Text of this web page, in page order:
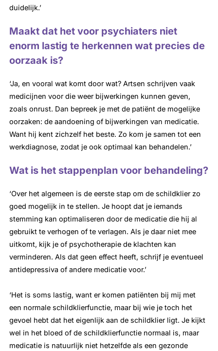
duidelijk.’
Maakt dat het voor psychiaters niet
enorm lastig te herkennen wat precies de
oorzaak is?
‘Ja, en vooral wat komt door wat? Artsen schrijven vaak
medicijnen voor die weer bijwerkingen kunnen geven,
zoals onrust. Dan bepreek je met de patiënt de mogelijke
oorzaken: de aandoening of bijwerkingen van medicatie.
Want hij kent zichzelf het beste. Zo kom je samen tot een
werkdiagnose, zodat je ook optimaal kan behandelen.’
Wat is het stappenplan voor behandeling?
‘Over het algemeen is de eerste stap om de schildklier zo
goed mogelijk in te stellen. Je hoopt dat je iemands
stemming kan optimaliseren door de medicatie die hij al
gebruikt te verhogen of te verlagen. Als je daar niet mee
uitkomt, kijk je of psychotherapie de klachten kan
verminderen. Als dat geen effect heeft, schrijf je eventueel
antidepressiva of andere medicatie voor.’
‘Het is soms lastig, want er komen patiënten bij mij met
een normale schildklierfunctie, maar bij wie je toch het
gevoel hebt dat het eigenlijk aan de schildklier ligt. Je kijkt
wel in het bloed of de schildklierfunctie normaal is, maar
medicatie is natuurlijk niet hetzelfde als een gezonde